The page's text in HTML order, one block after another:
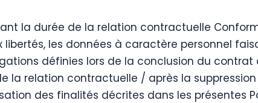
la durée de la relation contractuelle
libertés, les données à caractère personnel
définies lors de la conclusion du
la relation contractuelle / après la
des finalités décrites dans les présentes